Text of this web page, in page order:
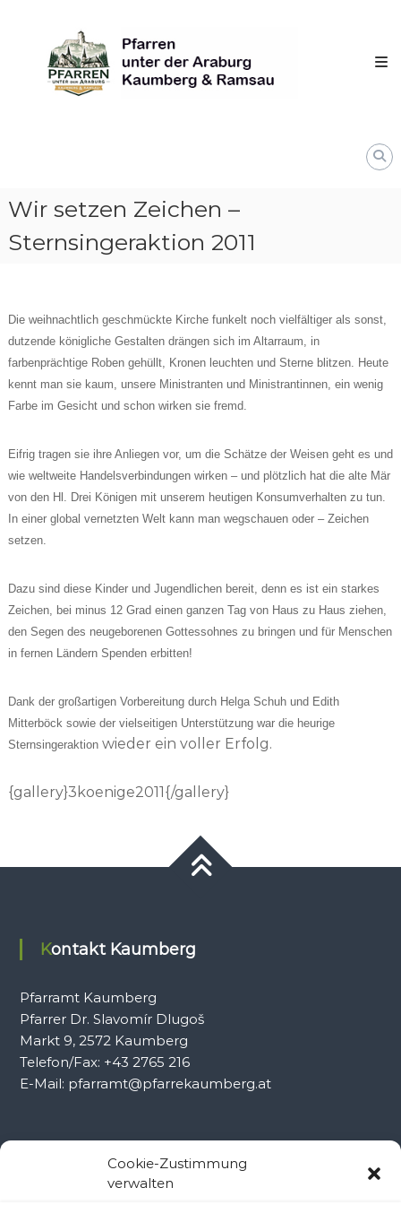
Cookie-Zustimmung
verwalten
content
unter
derAraburg
Kaumberg
Wir setzen Zeichen –
Sternsingeraktion 2011
Die weihnachtlich geschmückte Kirche funkelt noch vielfältiger als sonst,
dutzende königliche Gestalten drängen sich im Altarraum, in
farbenprächtige Roben gehüllt, Kronen leuchten und Sterne blitzen. Heute
kennt man sie kaum, unsere Ministranten und Ministrantinnen, ein wenig
Farbe im Gesicht und schon wirken sie fremd.
Eifrig tragen sie ihre Anliegen vor, um die Schätze der Weisen geht es und
wie weltweite Handelsverbindungen wirken – und plötzlich hat die alte Mär
von den Hl. Drei Königen mit unserem heutigen Konsumverhalten zu tun.
In einer global vernetzten Welt kann man wegschauen oder – Zeichen
setzen.
Dazu sind diese Kinder und Jugendlichen bereit, denn es ist ein starkes
Zeichen, bei minus 12 Grad einen ganzen Tag von Haus zu Haus ziehen,
den Segen des neugeborenen Gottessohnes zu bringen und für Menschen
in fernen Ländern Spenden erbitten!
Dank der großartigen Vorbereitung durch Helga Schuh und Edith
Mitterböck sowie der vielseitigen Unterstützung war die heurige
Sternsingeraktionwieder ein voller Erfolg.
{gallery}3koenige2011{/gallery}
Kontakt Kaumberg
Pfarramt Kaumberg
Pfarrer Dr. Slavomír Dlugoš
Markt 9, 2572 Kaumberg
Telefon/Fax: +43 2765 216
E-Mail: pfarramt@pfarrekaumberg.at
Kontakt Ramsau